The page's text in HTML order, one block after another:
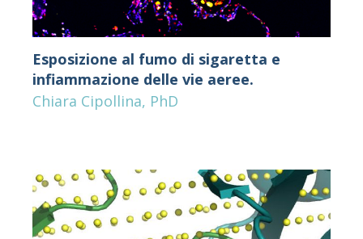
Esposizione al fumo di sigaretta e
infiammazione delle vie aeree.
Chiara Cipollina, PhD